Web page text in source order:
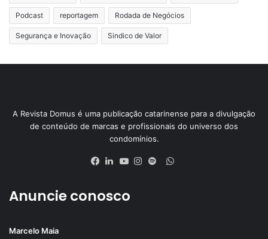
Podcast reportagem Rodada de Negócios
Segurança e Inovação Sindico de Valor
A Revista Domus é uma publicação catarinense para a divulgação
de conteúdo de marcas e profissionais do universo dos
condomínios.
Anuncie conosco
Marcelo Maia